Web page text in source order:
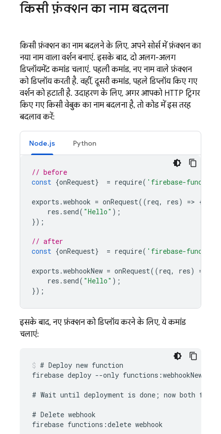
किसी फ़ंक्शन का नाम बदलना
किसी फ़ंक्शन का नाम बदलने के लिए, अपने सोर्स में फ़ंक्शन का
नया नाम वाला वर्शन बनाएं. इसके बाद, दो अलग-अलग
डिप्लॉयमेंट कमांड चलाएं. पहली कमांड, नए नाम वाले फ़ंक्शन
को डिप्लॉय करती है. वहीं, दूसरी कमांड, पहले डिप्लॉय किए गए
वर्शन को हटाती है. उदाहरण के लिए, अगर आपको HTTP ट्रिगर
किए गए किसी वेबुक का नाम बदलना है, तो कोड में इस तरह
बदलाव करें:
Node.js Python
// before
const {onRequest} = require( 'firebase-
exports .webhook = onRequest((req, res) => {
res . send( "Hello" );
});
// after
const {onRequest} = require( 'firebase-
exports .webhookNew = onRequest((req, res) =
res . send( "Hello" );
});
इसके बाद, नए फ़ंक्शन को डिप्लॉय करने के लिए, ये कमांड
चलाएं:
# Deploy new function
firebase deploy --only functions:webhookNew
# Wait until deployment is done; now both
# Delete webhook